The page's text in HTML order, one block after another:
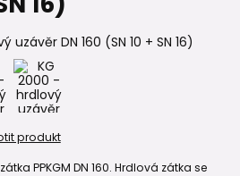
produkt
PPKGM DN 160. Hrdlová zátka se